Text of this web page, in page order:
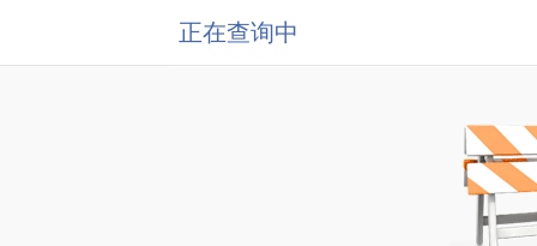
正在查询中